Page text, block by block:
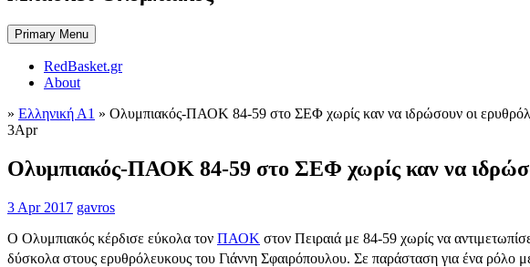
Primary Menu
RedBasket.gr
About
» Ελληνική Α1 » Ολυμπιακός-ΠΑΟΚ 84-59 στο ΣΕΦ χωρίς καν να ιδρώσουν οι
3Apr
Ολυμπιακός-ΠΑΟΚ 84-59 στο ΣΕΦ χωρίς καν να
3 Apr 2017 gavros
Ο Ολυμπιακός κέρδισε εύκολα τον ΠΑΟΚ στον Πειραιά με 84-59 χωρίς να
δύσκολα στους ερυθρόλευκους του Γιάννη Σφαιρόπουλου. Σε παράσταση για ένα ρόλο